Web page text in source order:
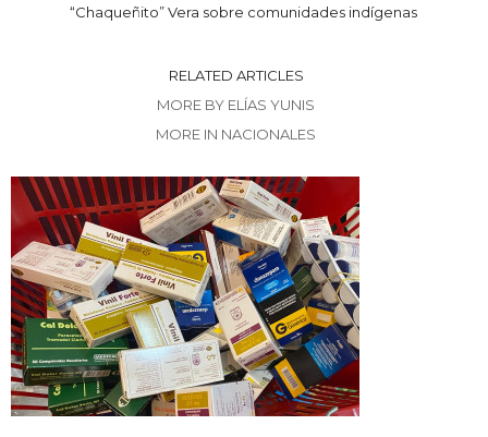
“Chaqueñito” Vera sobre comunidades indígenas
RELATED ARTICLES
MORE BY ELÍAS YUNIS
MORE IN NACIONALES